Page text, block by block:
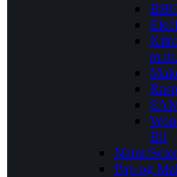
m.m.
Bit
Natur/
Pap og